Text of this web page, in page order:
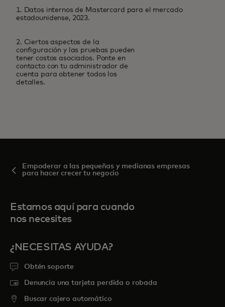
1. Datos internos de Mastercard para el mercado
estadounidense, 2023.
2. Ciertos aspectos de la
configuración y las pruebas pueden
tener costos asociados. Ponte en
contacto con tu administrador de
cuenta para obtener todos los
detalles.
Empoderar a las pequeñas y medianas empresas
para hacer crecer tu negocio
Estamos aquí para cuando
nos necesites
¿NECESITAS AYUDA?
Obtén soporte
Denuncia una tarjeta perdida o robada
Buscar cajero automático